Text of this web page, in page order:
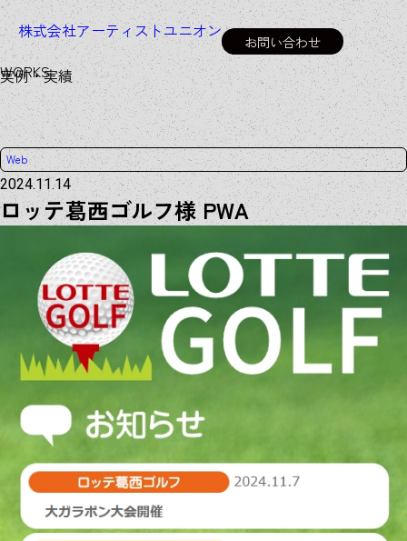
株式会社アーティストユニオン
お問い合わせ
実例・実績
WORKS
Web
2024.11.14
ロッテ葛西ゴルフ様 PWA